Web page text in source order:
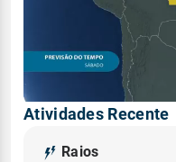
Atividades Recente
Raios